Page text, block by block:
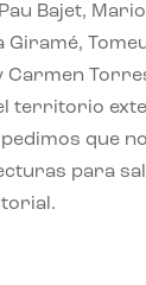
Bajet,
Giramé,
Carmen
territorio
que
para